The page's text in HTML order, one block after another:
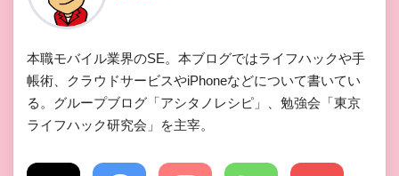
本職モバイル業界のSE。本ブログではライフハックや手
帳術、クラウドサービスやiPhoneなどについて書いてい
る。グループブログ「アシタノレシピ」、勉強会「東京
ライフハック研究会」を主宰。